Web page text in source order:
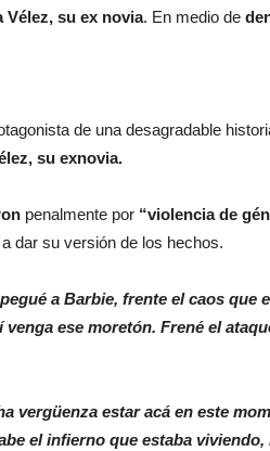
Vélez, su ex novia. En medio de
de una desagradable
su exnovia.
penalmente por “violencia de
dar su versión de los hechos.
a Barbie, frente el caos que
venga ese moretón. Frené el
vergüenza estar acá en este
el infierno que estaba